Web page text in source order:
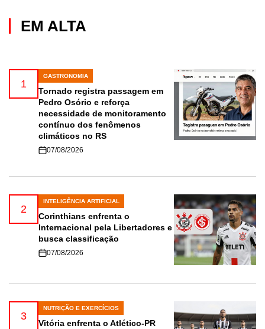
EM ALTA
1
POSTED
IN
GASTRONOMIA
Tornado registra passagem em
Pedro Osório e reforça
necessidade de monitoramento
contínuo dos fenômenos
climáticos no RS
07/08/2026
2
POSTED
IN
INTELIGÊNCIA ARTIFICIAL
Corinthians enfrenta o
Internacional pela Libertadores e
busca classificação
07/08/2026
3
POSTED
IN
NUTRIÇÃO E EXERCÍCIOS
Vitória enfrenta o Atlético-PR